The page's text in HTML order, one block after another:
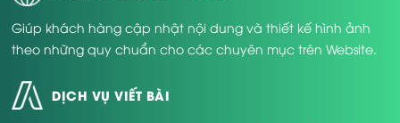
Giúp khách hàng cập nhật nội dung và thiết kế hình ảnh
theo những quy chuẩn cho các chuyên mục trên Website.
DỊCH VỤ VIẾT BÀI